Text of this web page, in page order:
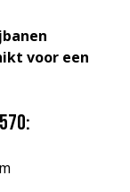
voor een